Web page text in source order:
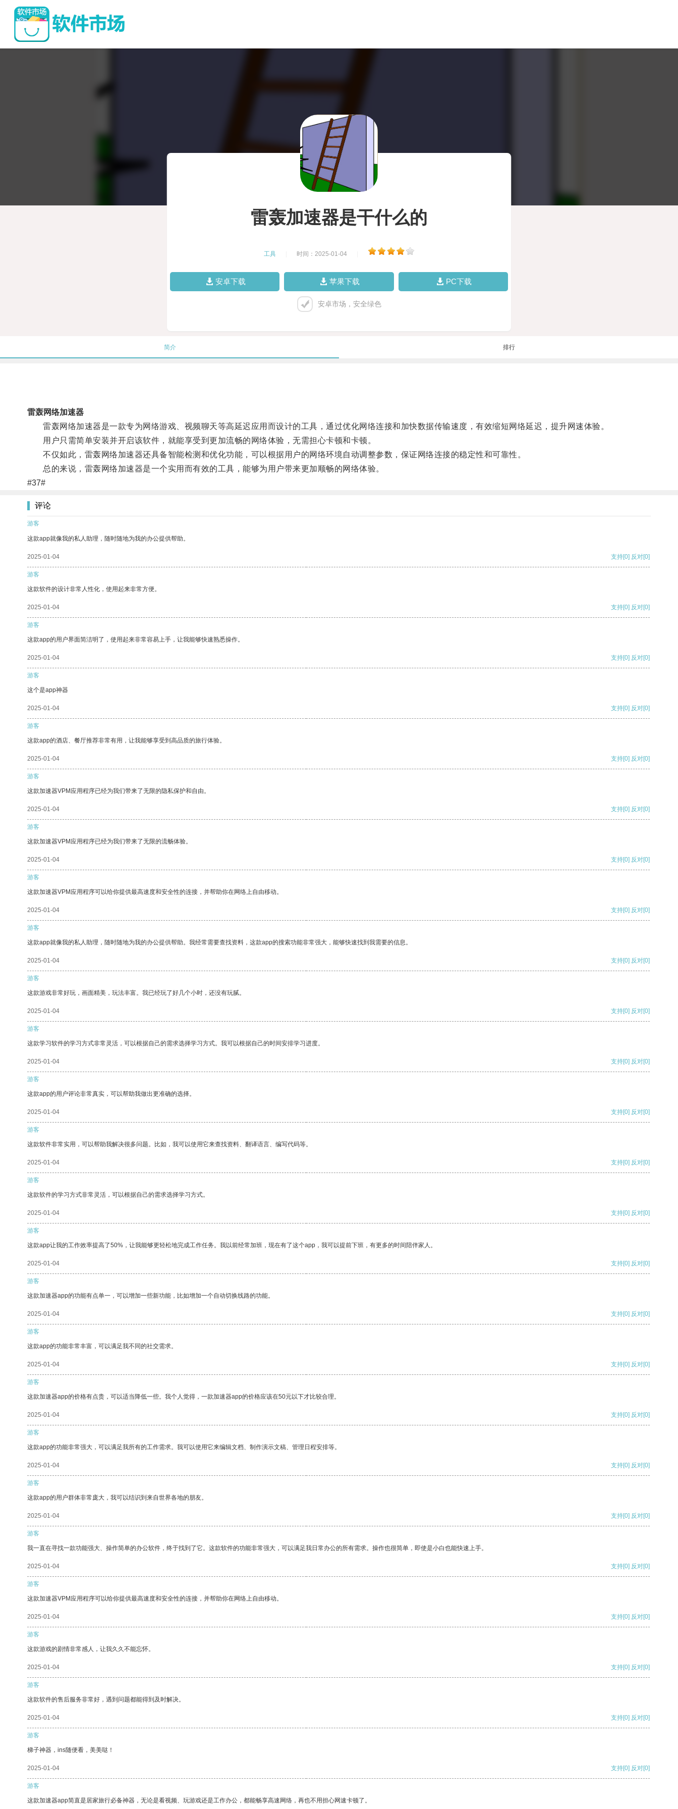
雷轰加速器是干什么的
工具 时间：2025-01-04
安卓下载 苹果下载 PC下载
安卓市场，安全绿色
简介 排行
雷轰网络加速器
雷轰网络加速器是一款专为网络游戏、视频聊天等高延迟应用而设计的工具，通过优化网络连接和加快数据传输速度，有效缩短网络延迟，提升网速体验。
用户只需简单安装并开启该软件，就能享受到更加流畅的网络体验，无需担心卡顿和卡顿。
不仅如此，雷轰网络加速器还具备智能检测和优化功能，可以根据用户的网络环境自动调整参数，保证网络连接的稳定性和可靠性。
总的来说，雷轰网络加速器是一个实用而有效的工具，能够为用户带来更加顺畅的网络体验。
#37#
评论
游客
这款app就像我的私人助理，随时随地为我的办公提供帮助。
2025-01-04 支持[0] 反对[0]
游客
这款软件的设计非常人性化，使用起来非常方便。
2025-01-04 支持[0] 反对[0]
游客
这款app的用户界面简洁明了，使用起来非常容易上手，让我能够快速熟悉操作。
2025-01-04 支持[0] 反对[0]
游客
这个是app神器
2025-01-04 支持[0] 反对[0]
游客
这款app的酒店、餐厅推荐非常有用，让我能够享受到高品质的旅行体验。
2025-01-04 支持[0] 反对[0]
游客
这款加速器VPM应用程序已经为我们带来了无限的隐私保护和自由。
2025-01-04 支持[0] 反对[0]
游客
这款加速器VPM应用程序已经为我们带来了无限的流畅体验。
2025-01-04 支持[0] 反对[0]
游客
这款加速器VPM应用程序可以给你提供最高速度和安全性的连接，并帮助你在网络上自由移动。
2025-01-04 支持[0] 反对[0]
游客
这款app就像我的私人助理，随时随地为我的办公提供帮助。我经常需要查找资料，这款app的搜索功能非常强大，能够快速找到我需要的信息。
2025-01-04 支持[0] 反对[0]
游客
这款游戏非常好玩，画面精美，玩法丰富。我已经玩了好几个小时，还没有玩腻。
2025-01-04 支持[0] 反对[0]
游客
这款学习软件的学习方式非常灵活，可以根据自己的需求选择学习方式。我可以根据自己的时间安排学习进度。
2025-01-04 支持[0] 反对[0]
游客
这款app的用户评论非常真实，可以帮助我做出更准确的选择。
2025-01-04 支持[0] 反对[0]
游客
这款软件非常实用，可以帮助我解决很多问题。比如，我可以使用它来查找资料、翻译语言、编写代码等。
2025-01-04 支持[0] 反对[0]
游客
这款软件的学习方式非常灵活，可以根据自己的需求选择学习方式。
2025-01-04 支持[0] 反对[0]
游客
这款app让我的工作效率提高了50%，让我能够更轻松地完成工作任务。我以前经常加班，现在有了这个app，我可以提前下班，有更多的时间陪伴家人。
2025-01-04 支持[0] 反对[0]
游客
这款加速器app的功能有点单一，可以增加一些新功能，比如增加一个自动切换线路的功能。
2025-01-04 支持[0] 反对[0]
游客
这款app的功能非常丰富，可以满足我不同的社交需求。
2025-01-04 支持[0] 反对[0]
游客
这款加速器app的价格有点贵，可以适当降低一些。我个人觉得，一款加速器app的价格应该在50元以下才比较合理。
2025-01-04 支持[0] 反对[0]
游客
这款app的功能非常强大，可以满足我所有的工作需求。我可以使用它来编辑文档、制作演示文稿、管理日程安排等。
2025-01-04 支持[0] 反对[0]
游客
这款app的用户群体非常庞大，我可以结识到来自世界各地的朋友。
2025-01-04 支持[0] 反对[0]
游客
我一直在寻找一款功能强大、操作简单的办公软件，终于找到了它。这款软件的功能非常强大，可以满足我日常办公的所有需求。操作也很简单，即使是小白也能快速上手。
2025-01-04 支持[0] 反对[0]
游客
这款加速器VPM应用程序可以给你提供最高速度和安全性的连接，并帮助你在网络上自由移动。
2025-01-04 支持[0] 反对[0]
游客
这款游戏的剧情非常感人，让我久久不能忘怀。
2025-01-04 支持[0] 反对[0]
游客
这款软件的售后服务非常好，遇到问题都能得到及时解决。
2025-01-04 支持[0] 反对[0]
游客
梯子神器，ins随便看，美美哒！
2025-01-04 支持[0] 反对[0]
游客
这款加速器app简直是居家旅行必备神器，无论是看视频、玩游戏还是工作办公，都能畅享高速网络，再也不用担心网速卡顿了。